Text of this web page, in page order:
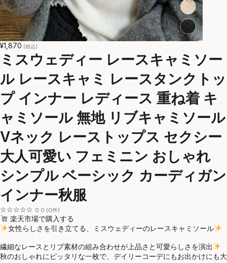
¥1,870 (税込)
ミスウェディー レースキャミソー
ル レースキャミ レースタンクトッ
プ インナー レディース 重ね着 キ
ャミソール 無地 リブキャミソール
Vネック レーストップス セクシー
大人可愛い フェミニン おしゃれ
シンプル ベーシック カーディガン
インナー秋服
☆☆☆☆☆ 0.0 (0件)
楽天市場で購入する
女性らしさを引き立てる、ミスウェディーのレースキャミソール
繊細なレースとリブ素材の組み合わせが上品さと可愛らしさを演出
秋のおしゃれにピッタリな一枚で、デイリーコーデにもお出かけにも大